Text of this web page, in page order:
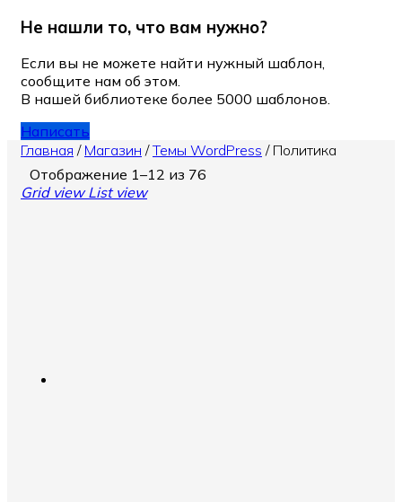
Не нашли то, что вам нужно?
Если вы не можете найти нужный шаблон,
сообщите нам об этом.
В нашей библиотеке более 5000 шаблонов.
Написать
Главная / Магазин /Темы WordPress / Политика
Отображение 1–12 из 76
Grid view List view